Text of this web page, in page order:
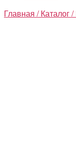
Главная /Каталог /